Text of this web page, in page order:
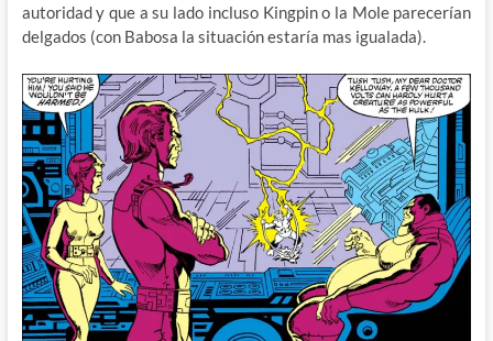
autoridad y que a su lado incluso Kingpin o la Mole parecerían
delgados (con Babosa la situación estaría mas igualada).